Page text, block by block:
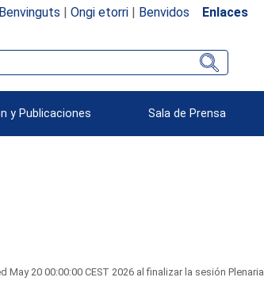
Benvinguts | Ongi etorri| Benvidos Enlaces
y Publicaciones Sala de Prensa
May 20 00:00:00 CEST 2026 al finalizar la sesión Plenaria